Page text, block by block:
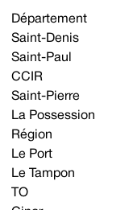
Département
Saint-Denis
Saint-Paul
CCIR
Saint-Pierre
La Possession
Région
Le Port
Le Tampon
TO